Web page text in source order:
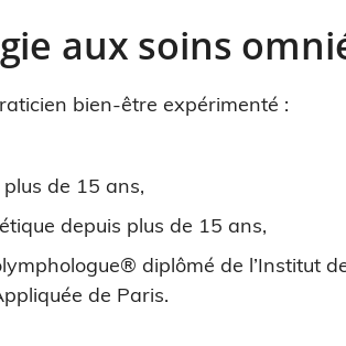
aux soins
bien-être expérimenté :
de 15 ans,
depuis plus de 15 ans,
diplômé de l’Institut
de Paris.